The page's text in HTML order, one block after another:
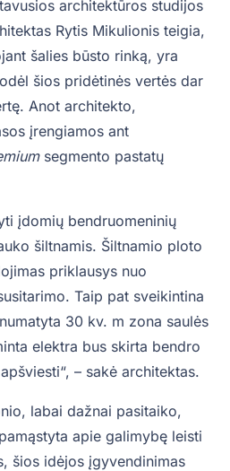
architektūros studijos
Rytis Mikulionis teigia,
šalies būsto rinką, yra
šios pridėtinės vertės dar
Anot architekto,
įrengiamos ant
segmento pastatų
įdomių bendruomeninių
šiltnamis. Šiltnamio ploto
priklausys nuo
Taip pat sveikintina
30 kv. m zona saulės
elektra bus skirta bendro
– sakė architektas.
labai dažnai pasitaiko,
apie galimybę leisti
šios idėjos įgyvendinimas